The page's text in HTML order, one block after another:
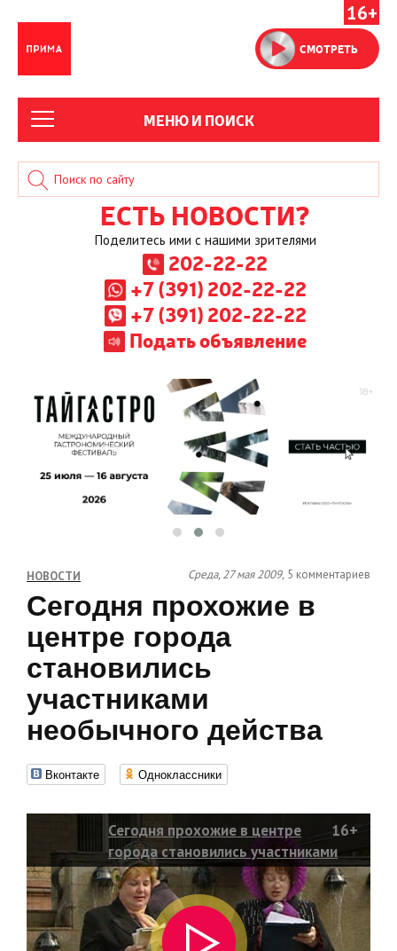
16+
СМОТРЕТЬ
МЕНЮ И ПОИСК
ЕСТЬ НОВОСТИ?
Поделитесь ими с нашими зрителями
202-22-22
+7 (391) 202-22-22
+7 (391) 202-22-22
Подать объявление
НОВОСТИ Среда, 27 мая 2009, 5 комментариев
Сегодня прохожие в
центре города
становились
участниками
необычного действа
Вконтакте Одноклассники
Сегодня прохожие в центре
города становились участниками
необычного действа
16+